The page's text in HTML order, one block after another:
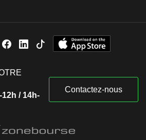
/ 14h-
Contactez-nous